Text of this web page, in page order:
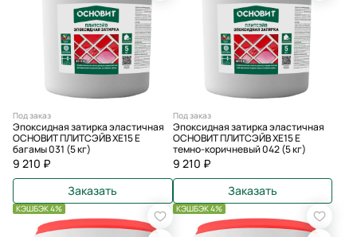
Под заказ
Эпоксидная затирка эластичная
ОСНОВИТ ПЛИТСЭЙВ XE15 Е
багамы 031 (5 кг)
9 210 ₽
Заказать
Под заказ
Эпоксидная затирка эластичная
ОСНОВИТ ПЛИТСЭЙВ XE15 Е
темно-коричневый 042 (5 кг)
9 210 ₽
Заказать
КЭШБЭК 4% КЭШБЭК 4%